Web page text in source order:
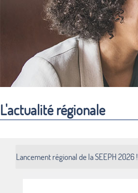
L'actualité régionale
Lancement régional de la SEEPH 2026 !